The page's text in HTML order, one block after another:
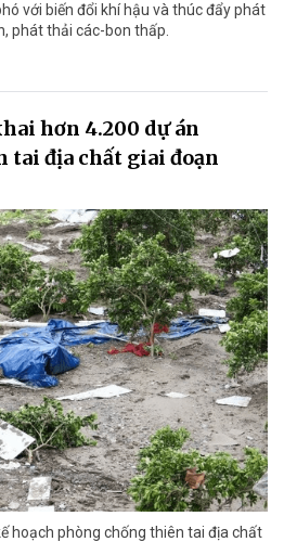
với biến đổi khí hậu và thúc đẩy phát
phát thải các-bon thấp.
hơn 4.200 dự án
tai địa chất giai đoạn
hoạch phòng chống thiên tai địa chất